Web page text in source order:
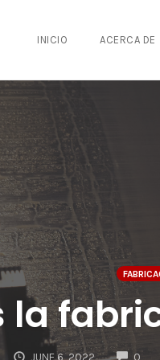
INICIO ACERCA DE
la
JUNE 6, 2022 0